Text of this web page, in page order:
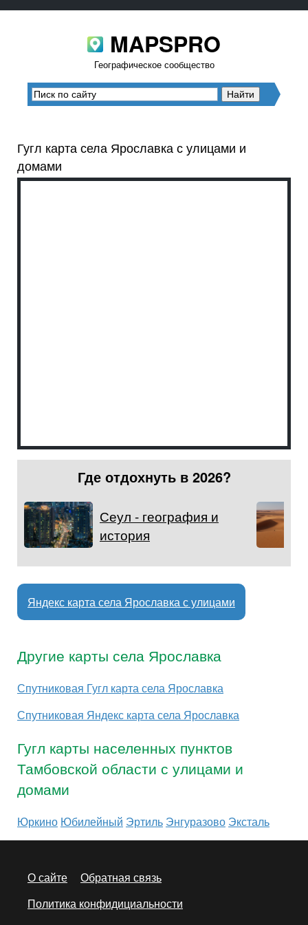
MAPSPRO
Географическое сообщество
Гугл карта села Ярославка с улицами и
домами
Где отдохнуть в 2026?
Сеул - география и
история
Яндекс карта села Ярославка с улицами
Другие карты села Ярославка
Спутниковая Гугл карта села Ярославка
Спутниковая Яндекс карта села Ярославка
Гугл карты населенных пунктов
Тамбовской области с улицами и
домами
Юркино Юбилейный Эртиль Энгуразово Эксталь
О сайте
Обратная связь
Политика конфидициальности